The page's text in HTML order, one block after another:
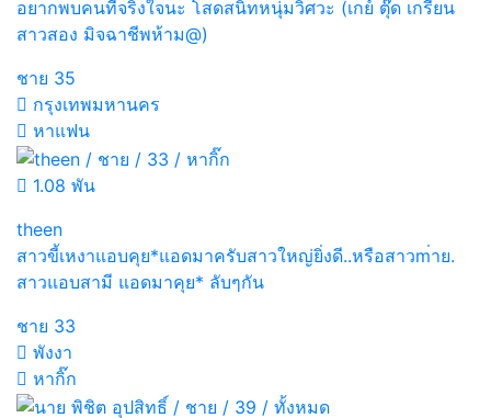
อยากพบคนที่จริงใจนะ โสดสนิทหนุ่มวิศวะ (เกย์ ตุ๊ด เกรียน
สาวสอง มิจฉาชีพห้าม@)
ชาย 35
กรุงเทพมหานคร
หาแฟน
1.08 พัน
theen
สาวขี้เหงาแอบคุย*แอดมาครับสาวใหญ่ยิ่งดี..หรือสาวm่าย.
สาวแอบสามี แอดมาคุย* ลับๆกัน
ชาย 33
พังงา
หากิ๊ก